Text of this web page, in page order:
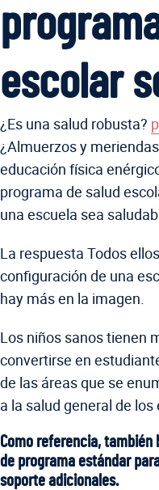
escolar
¿Es una salud robusta?
¿Almuerzos y
educación física
programa de salud
una escuela sea
La respuesta Todos
configuración de una
hay más en la imagen.
Los niños sanos tienen
convertirse en
de las áreas que se
a la salud general de
Como referencia,
de programa estándar
soporte adicionales.